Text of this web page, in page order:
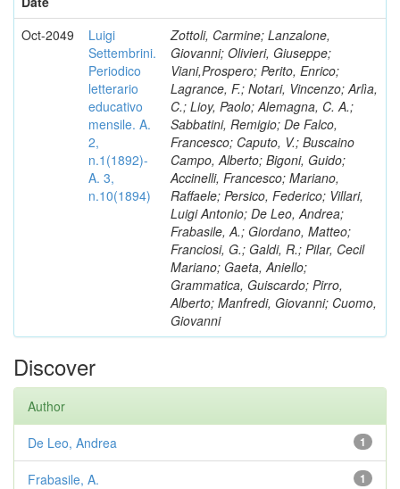
Oct-2049
Luigi
Settembrini.
Periodico
letterario
educativo
mensile. A.
2,
n.1(1892)-
A. 3,
n.10(1894)
Zottoli, Carmine; Lanzalone,
Giovanni; Olivieri, Giuseppe;
Viani,Prospero; Perito, Enrico;
Lagrance, F.; Notari, Vincenzo; Arlìa,
C.; Lioy, Paolo; Alemagna, C. A.;
Sabbatini, Remigio; De Falco,
Francesco; Caputo, V.; Buscaino
Campo, Alberto; Bigoni, Guido;
Accinelli, Francesco; Mariano,
Raffaele; Persico, Federico; Villari,
Luigi Antonio; De Leo, Andrea;
Frabasile, A.; Giordano, Matteo;
Franciosi, G.; Galdi, R.; Pilar, Cecil
Mariano; Gaeta, Aniello;
Grammatica, Guiscardo; Pirro,
Alberto; Manfredi, Giovanni; Cuomo,
Giovanni
Discover
Author
1
De Leo, Andrea
1
Frabasile, A.